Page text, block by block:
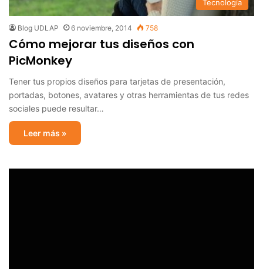
Tecnología
Blog UDLAP 6 noviembre, 2014 758
Cómo mejorar tus diseños con
PicMonkey
Tener tus propios diseños para tarjetas de presentación,
portadas, botones, avatares y otras herramientas de tus redes
sociales puede resultar…
Leer más »